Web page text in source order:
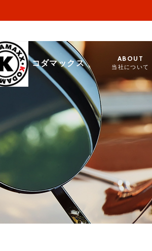
コダマックス
ABOUT
当社について